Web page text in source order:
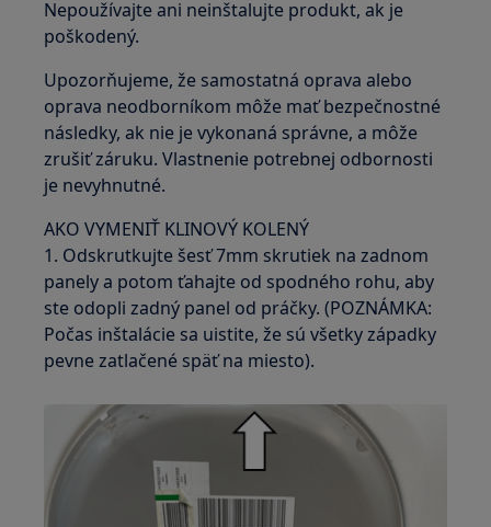
Nepoužívajte ani neinštalujte produkt, ak je
poškodený.
Upozorňujeme, že samostatná oprava alebo
oprava neodborníkom môže mať bezpečnostné
následky, ak nie je vykonaná správne, a môže
zrušiť záruku. Vlastnenie potrebnej odbornosti
je nevyhnutné.
AKO VYMENIŤ KLINOVÝ KOLENÝ
1. Odskrutkujte šesť 7mm skrutiek na zadnom
panely a potom ťahajte od spodného rohu, aby
ste odopli zadný panel od práčky. (POZNÁMKA:
Počas inštalácie sa uistite, že sú všetky západky
pevne zatlačené späť na miesto).